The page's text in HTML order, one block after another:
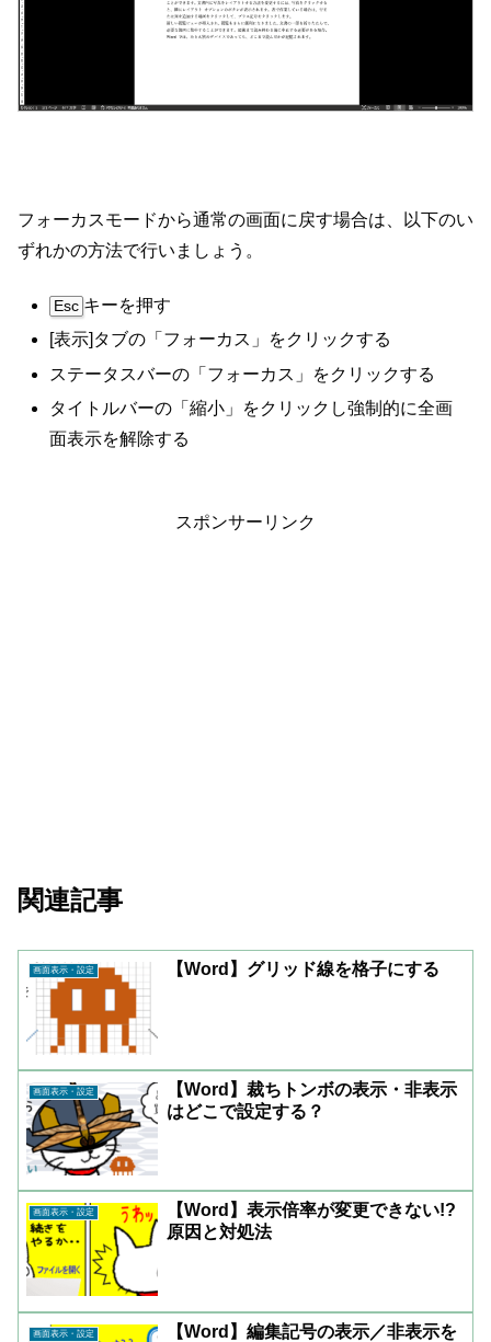
フォーカスモードから通常の画面に戻す場合は、以下のい
ずれかの方法で行いましょう。
Esc キーを押す
[表示]タブの「フォーカス」をクリックする
ステータスバーの「フォーカス」をクリックする
タイトルバーの「縮小」をクリックし強制的に全画
面表示を解除する
スポンサーリンク
関連記事
画面表示・設定 【Word】グリッド線を格子にする
画面表示・設定
【Word】裁ちトンボの表示・非表示
はどこで設定する？
画面表示・設定
【Word】表示倍率が変更できない!?
原因と対処法
画面表示・設定
【Word】編集記号の表示／非表示を